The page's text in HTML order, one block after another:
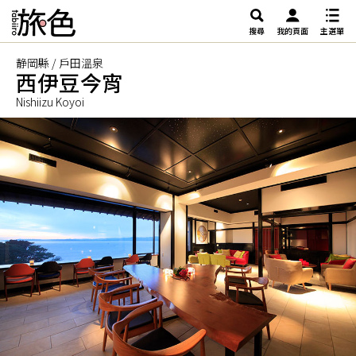
搜尋 我的頁面 主選單
静岡縣 / 戶田溫泉
西伊豆今宵
Nishiizu Koyoi